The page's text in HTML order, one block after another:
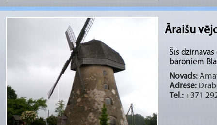
Āraišu
Šīs
baroniem
Novads:
Adrese:
Tel.: +371